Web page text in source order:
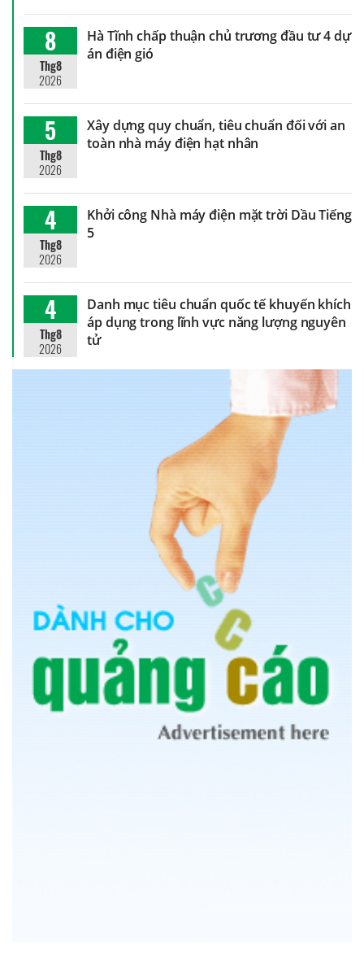
8
Thg8
2026
Hà Tĩnh chấp thuận chủ trương đầu tư 4 dự
án điện gió
5
Thg8
2026
Xây dựng quy chuẩn, tiêu chuẩn đối với an
toàn nhà máy điện hạt nhân
4
Thg8
2026
Khởi công Nhà máy điện mặt trời Dầu Tiếng
5
4
Thg8
2026
Danh mục tiêu chuẩn quốc tế khuyến khích
áp dụng trong lĩnh vực năng lượng nguyên
tử